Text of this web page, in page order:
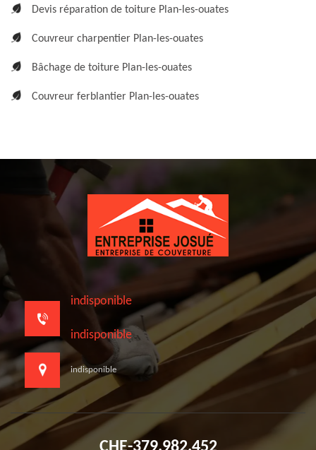
Devis réparation de toiture Plan-les-ouates
Couvreur charpentier Plan-les-ouates
Bâchage de toiture Plan-les-ouates
Couvreur ferblantier Plan-les-ouates
indisponible
indisponible
indisponible